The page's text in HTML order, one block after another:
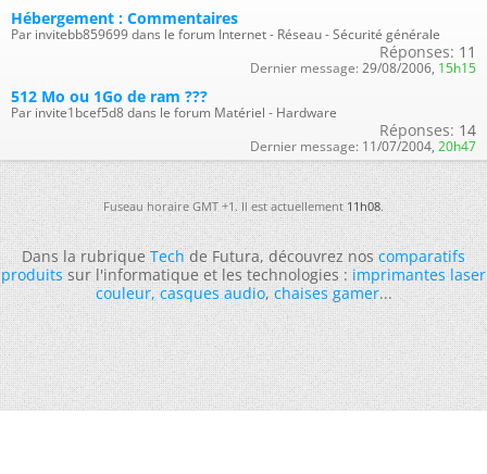
Hébergement : Commentaires
Par invitebb859699 dans le forum Internet - Réseau - Sécurité générale
Réponses: 11
Dernier message: 29/08/2006, 15h15
512 Mo ou 1Go de ram ???
Par invite1bcef5d8 dans le forum Matériel - Hardware
Réponses: 14
Dernier message: 11/07/2004, 20h47
Fuseau horaire GMT +1. Il est actuellement11h08.
Dans la rubriqueTechde Futura, découvrez noscomparatifs
produitssur l'informatique et les technologies :imprimantes laser
couleur,casques audio,chaises gamer...